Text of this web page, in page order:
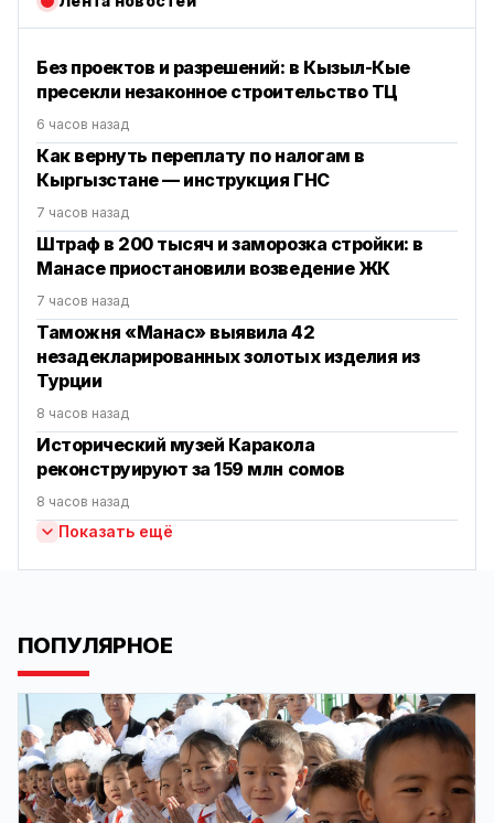
Без проектов и разрешений: в Кызыл-Кые
пресекли незаконное строительство ТЦ
6 часов назад
Как вернуть переплату по налогам в
Кыргызстане — инструкция ГНС
7 часов назад
Штраф в 200 тысяч и заморозка стройки: в
Манасе приостановили возведение ЖК
7 часов назад
Таможня «Манас» выявила 42
незадекларированных золотых изделия из
Турции
8 часов назад
Исторический музей Каракола
реконструируют за 159 млн сомов
8 часов назад
Показать ещё
ПОПУЛЯРНОЕ